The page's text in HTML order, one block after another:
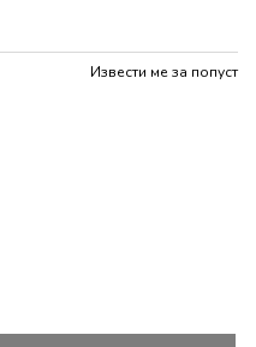
Извести ме за попуст